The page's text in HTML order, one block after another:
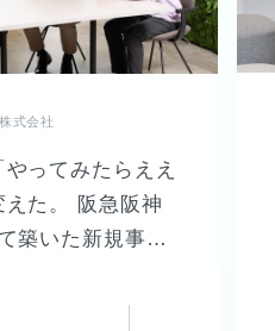
式会社
ってみたらええ
た。 阪急阪神
築いた新規事業